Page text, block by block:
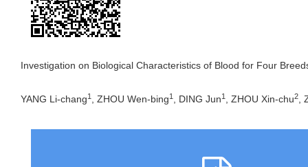
Investigation on Biological Characteristics of Blood for Four
YANG Li-chang1 , ZHOU Wen-bing1 , DING Jun1 , ZHOU Xin-chu2 ,